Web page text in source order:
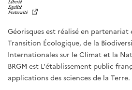
,
Géorisques est réalisé en
Transition Écologique, de la
Internationales sur le Climat et la
BRGM est L'établissement public
applications des sciences de la Terre.